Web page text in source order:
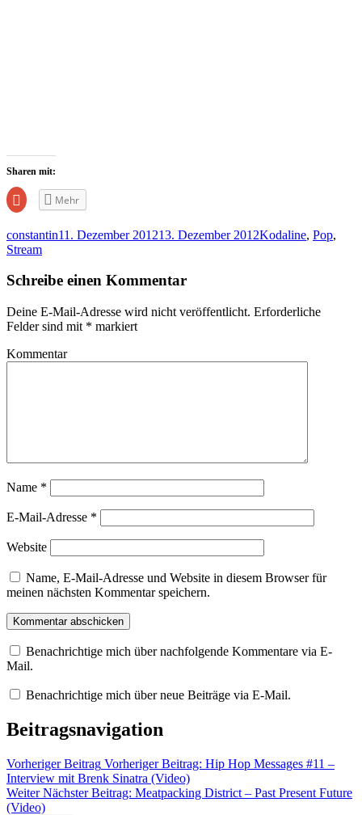
Sharen mit:
Zum
Teilen
anklicken
(Wird
in
Fenster
geöffnet)
Mehr
constantin11. Dezember 201213. Dezember 2012Kodaline, Pop,
Stream
Schreibe einen Kommentar
Deine E-Mail-Adresse wird nicht veröffentlicht. Erforderliche
Felder sind mit * markiert
Kommentar
Name *
E-Mail-Adresse *
Website
Name, E-Mail-Adresse und Website in diesem Browser für
meinen nächsten Kommentar speichern.
Benachrichtige mich über nachfolgende Kommentare via E-
Mail.
Benachrichtige mich über neue Beiträge via E-Mail.
Beitragsnavigation
Vorheriger Beitrag Vorheriger Beitrag: Hip Hop Messages #11 –
Interview mit Brenk Sinatra (Video)
Weiter Nächster Beitrag: Meatpacking District – Past Present Future
(Video)